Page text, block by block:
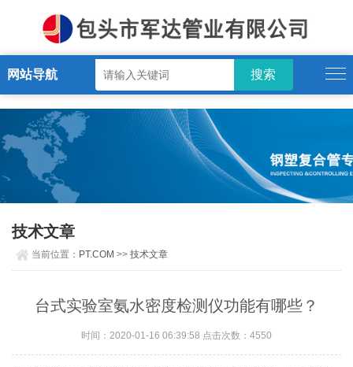
PT.COM
网站导航
技术文章
当前位置： PT.COM >>技术文章
台式实验室氨水密度检测仪功能有哪些？
时间：2020-01-16 06:39:58 点击次数：4550